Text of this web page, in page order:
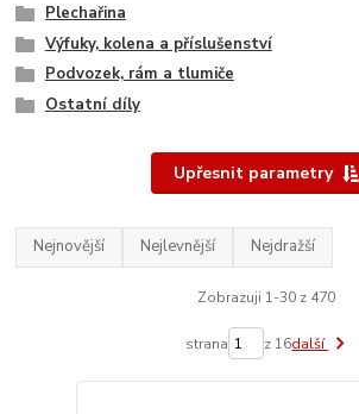
Plechařina
Výfuky, kolena a příslušenství
Podvozek, rám a tlumiče
Ostatní díly
Upřesnit parametry
Nejnovější Nejlevnější Nejdražší
Zobrazuji 1-30 z 470
strana z 16další